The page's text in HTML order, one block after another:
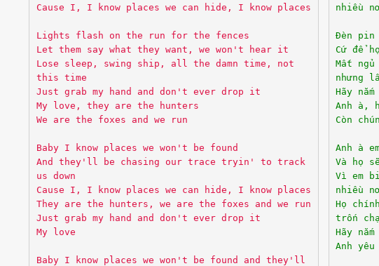
Cause I, I know places we can hide, I know places
Lights flash on the run for the fences
Let them say what they want, we won't hear it
Lose sleep, swing ship, all the damn time, not
this time
Just grab my hand and don't ever drop it
My love, they are the hunters
We are the foxes and we run
Baby I know places we won't be found
And they'll be chasing our trace tryin' to track
us down
Cause I, I know places we can hide, I know places
They are the hunters, we are the foxes and we run
Just grab my hand and don't ever drop it
My love
Baby I know places we won't be found and they'll
nhiều
Đèn pin
Cứ để
Mất
nhưng
Hãy
Anh à,
Còn
Anh à
Và họ
Vì em
nhiều
Họ
trốn
Hãy
Anh yêu